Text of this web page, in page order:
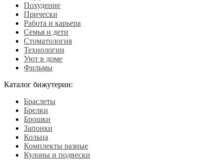
Похудение
Прически
Работа и карьера
Семья и дети
Стоматология
Технологии
Уют в доме
Фильмы
Каталог бижутерии:
Браслеты
Брелки
Брошки
Запонки
Кольца
Комплекты разные
Кулоны и подвески